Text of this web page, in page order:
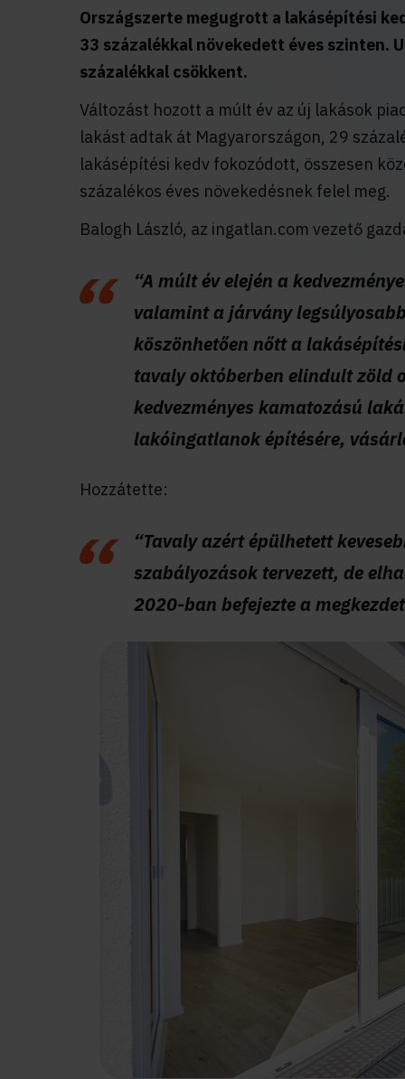
Országszerte megugrott a lakásépítési
33 százalékkal növekedett éves szinten.
százalékkal csökkent.
Változást hozott a múlt év az új lakások
lakást adtak át Magyarországon, 29
lakásépítési kedv fokozódott, összesen
százalékos éves növekedésnek felel meg.
Balogh László, az ingatlan.com vezető
“A múlt év elején a
valamint a járvány
köszönhetően nőtt a
tavaly októberben elindult zöld
kedvezményes kamatozású
lakóingatlanok építésére,
Hozzátette:
“Tavaly azért épülhetett
szabályozások tervezett, de
2020-ban befejezte a